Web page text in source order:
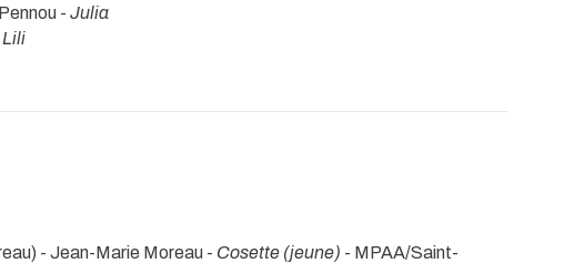
- Julia
Lili
- Jean-Marie Moreau - Cosette (jeune) - MPAA/Saint-